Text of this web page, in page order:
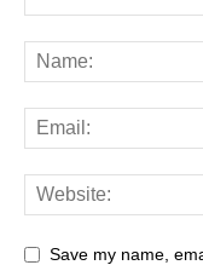
Save my name,